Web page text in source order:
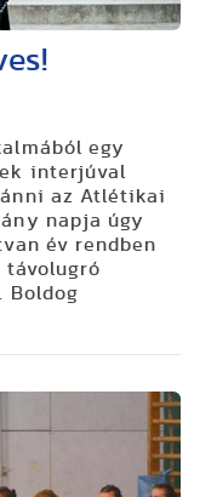
egy
interjúval
az Atlétikai
napja úgy
év rendben
távolugró
Boldog